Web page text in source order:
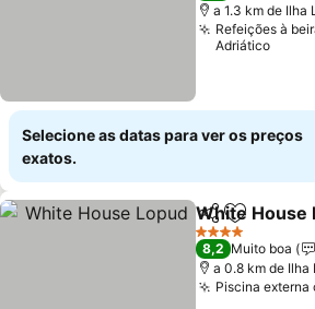
a 1.3 km de Ilha
Refeições à
Adriático
Selecione as datas para ver os preços
exatos.
PartilharAdicionar
White House
4 Estrelas
8,2 Muito boa
a 0.8 km de Ilha
Piscina externa